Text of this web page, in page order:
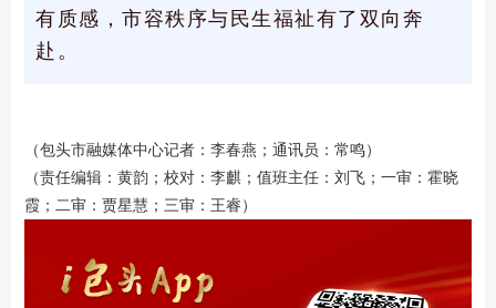
有质感，市容秩序与民生福祉有了双向奔
赴。
（包头市融媒体中心记者：李春燕；通讯员：常鸣）
（责任编辑：黄韵；校对：李麒；值班主任：刘飞；一审：霍晓
霞；二审：贾星慧；三审：王睿）